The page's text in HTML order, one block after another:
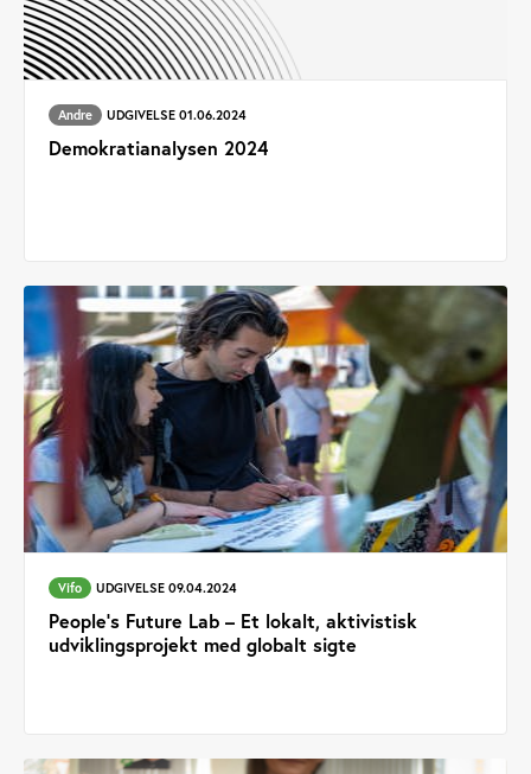
Andre UDGIVELSE 01.06.2024
Demokratianalysen 2024
Vifo UDGIVELSE 09.04.2024
People’s Future Lab – Et lokalt, aktivistisk
udviklingsprojekt med globalt sigte